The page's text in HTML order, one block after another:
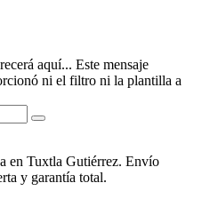
aquí... Este mensaje
ni el filtro ni la plantilla a
en Tuxtla Gutiérrez. Envío
y garantía total.